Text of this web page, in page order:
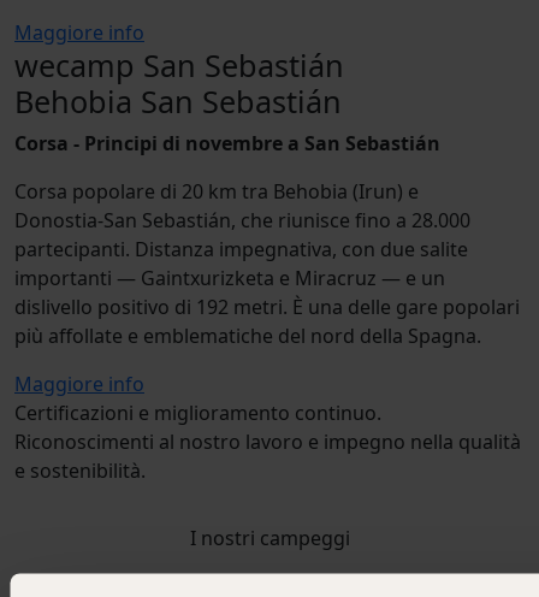
Maggiore info
wecamp San Sebastián
Behobia San Sebastián
Corsa - Principi di novembre a San Sebastián
Corsa popolare di 20 km tra Behobia (Irun) e
Donostia‑San Sebastián, che riunisce fino a 28.000
partecipanti. Distanza impegnativa, con due salite
importanti — Gaintxurizketa e Miracruz — e un
dislivello positivo di 192 metri. È una delle gare popolari
più affollate e emblematiche del nord della Spagna.
Maggiore info
Certificazioni e miglioramento continuo.
Riconoscimenti al nostro lavoro e impegno nella qualità
e sostenibilità.
I nostri campeggi